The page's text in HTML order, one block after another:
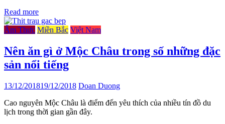
Read more
Ẩm Thực Miền Bắc Việt Nam
Nên ăn gì ở Mộc Châu trong số những đặc
sản nổi tiếng
13/12/201819/12/2018 Doan Duong
Cao nguyên Mộc Châu là điểm đến yêu thích của nhiều tín đồ du
lịch trong thời gian gần đây.